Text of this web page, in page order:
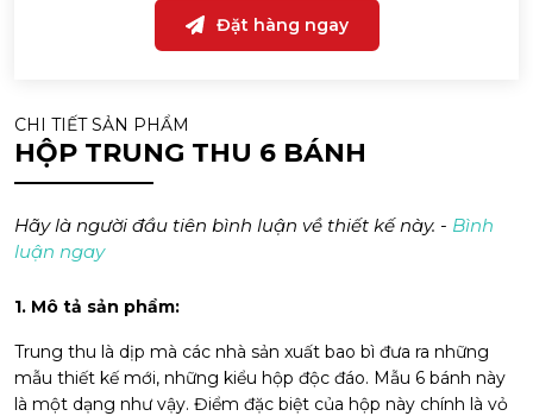
Đặt hàng ngay
CHI TIẾT SẢN PHẨM
HỘP TRUNG THU 6 BÁNH
Hãy là người đầu tiên bình luận về thiết kế này. - Bình
luận ngay
1. Mô tả sản phẩm:
Trung thu là dịp mà các nhà sản xuất bao bì đưa ra những
mẫu thiết kế mới, những kiểu hộp độc đáo. Mẫu 6 bánh này
là một dạng như vậy. Điểm đặc biệt của hộp này chính là vỏ